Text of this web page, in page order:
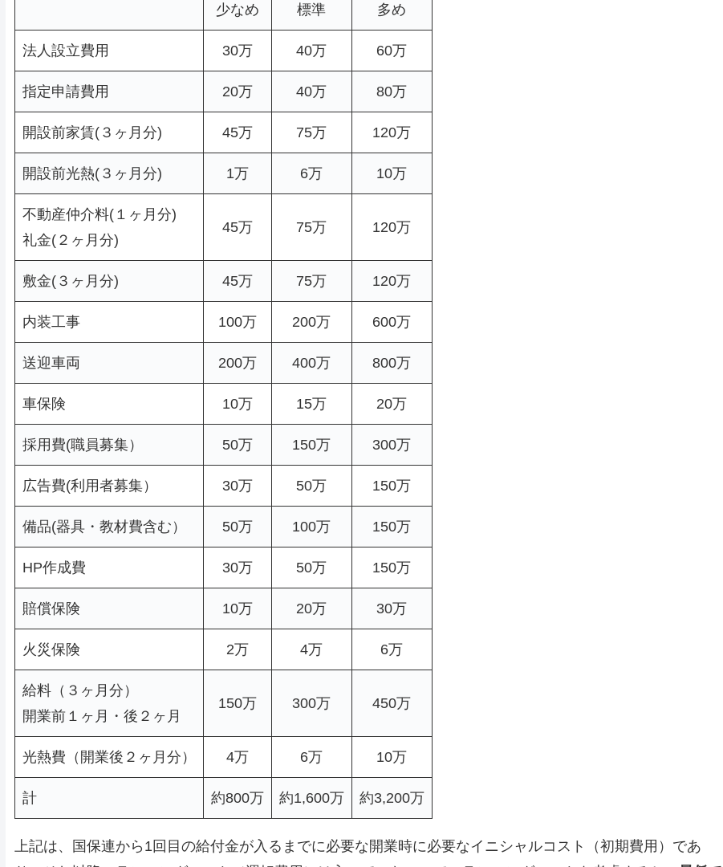
少なめ 標準 多め
法人設立費用 30万 40万 60万
指定申請費用 20万 40万 80万
開設前家賃(３ヶ月分) 45万 75万 120万
開設前光熱(３ヶ月分) 1万 6万 10万
不動産仲介料(１ヶ月分)
礼金(２ヶ月分)
45万 75万 120万
敷金(３ヶ月分) 45万 75万 120万
内装工事 100万 200万 600万
送迎車両 200万 400万 800万
車保険 10万 15万 20万
採用費(職員募集） 50万 150万 300万
広告費(利用者募集） 30万 50万 150万
備品(器具・教材費含む） 50万 100万 150万
HP作成費 30万 50万 150万
賠償保険 10万 20万 30万
火災保険 2万 4万 6万
給料（３ヶ月分）
開業前１ヶ月・後２ヶ月
150万 300万 450万
光熱費（開業後２ヶ月分） 4万 6万 10万
計 約800万 約1,600万 約3,200万
上記は、国保連から1回目の給付金が入るまでに必要な開業時に必要なイニシャルコスト（初期費用）であ